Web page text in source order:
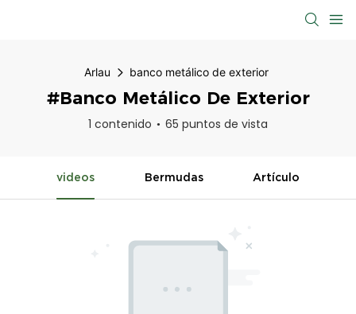
Arlau banco metálico de exterior
#banco Metálico De Exterior
1 contenido 65 puntos de vista
videos Bermudas Artículo